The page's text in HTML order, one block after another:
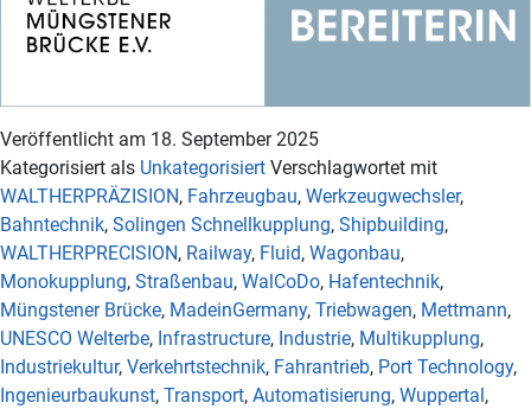
Veröffentlicht am 18. September 2025
Kategorisiert als Unkategorisiert Verschlagwortet mit
WALTHERPRÄZISION, Fahrzeugbau, Werkzeugwechsler,
Bahntechnik, Solingen Schnellkupplung, Shipbuilding,
WALTHERPRECISION, Railway, Fluid, Wagonbau,
Monokupplung, Straßenbau, WalCoDo, Hafentechnik,
Müngstener Brücke, MadeinGermany, Triebwagen, Mettmann,
UNESCO Welterbe, Infrastructure, Industrie, Multikupplung,
Industriekultur, Verkehrtstechnik, Fahrantrieb, Port Technology,
Ingenieurbaukunst, Transport, Automatisierung, Wuppertal,